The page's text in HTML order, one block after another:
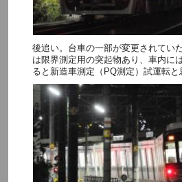
後追い。台車の一部が変更されてい
は限界測定用の突起物あり、車内に
ると新造車測定（PQ測定）試運転と